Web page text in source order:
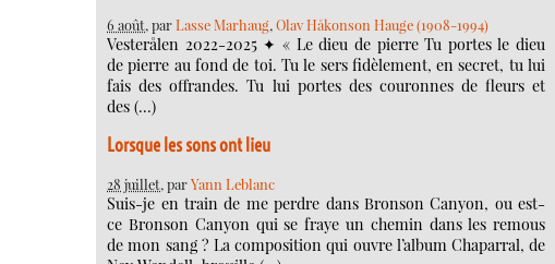
6 août, parLasse Marhaug,Olav Håkonson Hauge (1908-1994)
Vesterålen 2022-2025 ✦ « Le dieu de pierre Tu portes le dieu
de pierre au fond de toi. Tu le sers fidèlement, en secret, tu lui
fais des offrandes. Tu lui portes des couronnes de fleurs et
des (…)
Lorsque les sons ont lieu
28 juillet, parYann Leblanc
Suis-je en train de me perdre dans Bronson Canyon, ou est-
ce Bronson Canyon qui se fraye un chemin dans les remous
de mon sang ? La composition qui ouvre l’album Chaparral, de